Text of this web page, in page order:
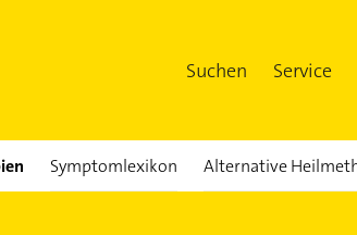
Suchen Service
Symptomlexikon Alternative